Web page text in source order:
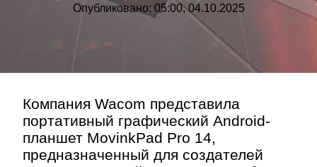
Опубликовано: 05:00, 04.10.2025
Компания Wacom представила
портативный графический Android-
планшет MovinkPad Pro 14,
предназначенный для создателей
Контакт»